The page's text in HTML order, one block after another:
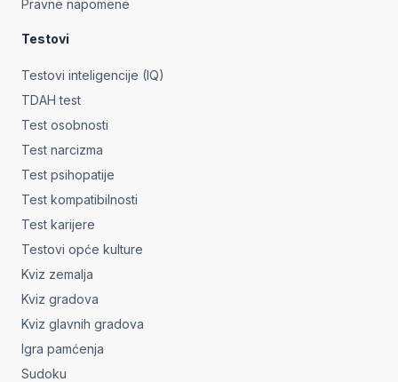
Pravne napomene
Testovi
Testovi inteligencije (IQ)
TDAH test
Test osobnosti
Test narcizma
Test psihopatije
Test kompatibilnosti
Test karijere
Testovi opće kulture
Kviz zemalja
Kviz gradova
Kviz glavnih gradova
Igra pamćenja
Sudoku